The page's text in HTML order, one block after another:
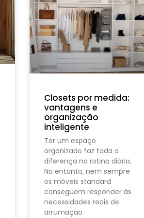
Closets por medida:
vantagens e
organização
inteligente
Ter um espaço
organizado faz toda a
diferença na rotina diária.
No entanto, nem sempre
os móveis standard
conseguem responder às
necessidades reais de
arrumação.